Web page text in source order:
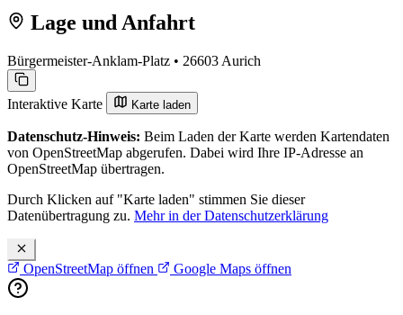
Lage und Anfahrt
Bürgermeister-Anklam-Platz • 26603 Aurich
Interaktive Karte Karte laden
Datenschutz-Hinweis: Beim Laden der Karte werden Kartendaten
von OpenStreetMap abgerufen. Dabei wird Ihre IP-Adresse an
OpenStreetMap übertragen.
Durch Klicken auf "Karte laden" stimmen Sie dieser
Datenübertragung zu. Mehr in der Datenschutzerklärung
OpenStreetMap öffnen Google Maps öffnen